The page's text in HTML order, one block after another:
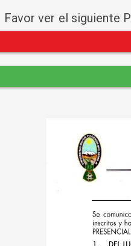
Favor ver el siguiente